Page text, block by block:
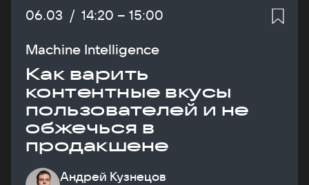
Дата:
06.03 / Начало:
14:20 – Конец:
15:00
Machine Intelligence
Как варить
контентные вкусы
пользователей и не
обжечься в
продакшене
Андрей Кузнецов